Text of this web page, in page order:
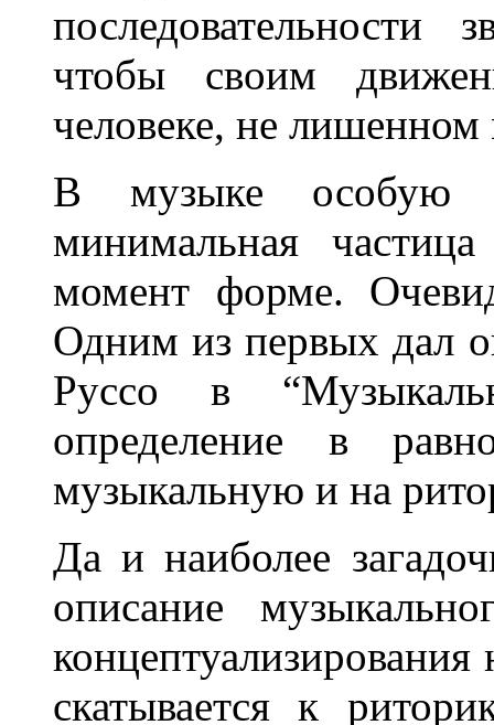
последовательности
чтобы своим
человеке, не
В музыке особую
минимальная
момент форме.
Одним из первых дал
Руссо в
определение в
музыкальную и на
Да и наиболее
описание
концептуализирования
скатывается к